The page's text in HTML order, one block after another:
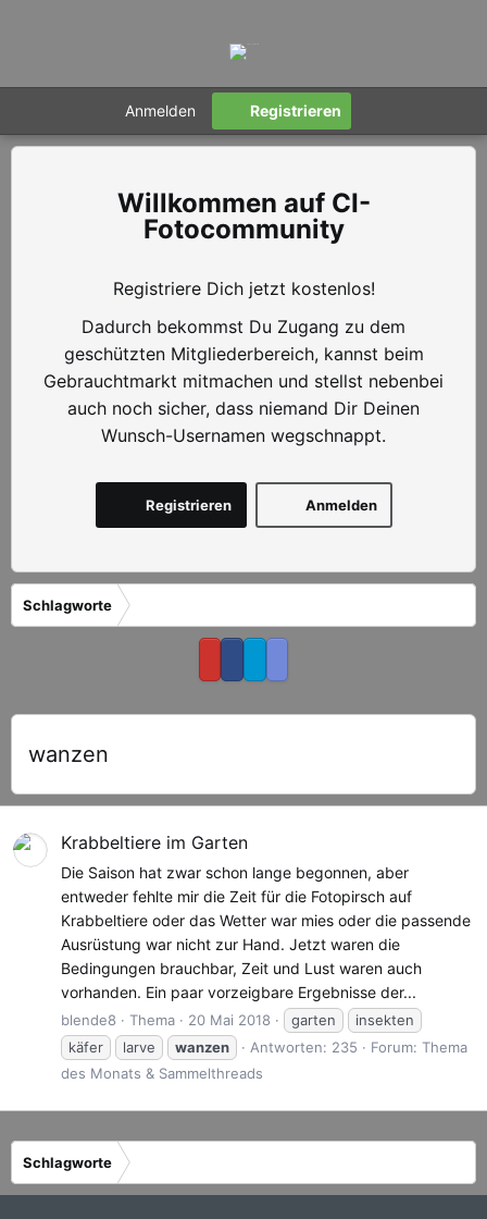
Anmelden Registrieren
CI-
Fotocommunity
Registriere Dich jetzt kostenlos!
Dadurch bekommst Du Zugang zu dem
geschützten Mitgliederbereich, kannst beim
Gebrauchtmarkt mitmachen und stellst nebenbei
auch noch sicher, dass niemand Dir Deinen
Wunsch-Usernamen wegschnappt.
Anmelden
Registrieren
Schlagworte
wanzen
Krabbeltiere im Garten
Die Saison hat zwar schon lange begonnen, aber
entweder fehlte mir die Zeit für die Fotopirsch auf
Krabbeltiere oder das Wetter war mies oder die passende
Ausrüstung war nicht zur Hand. Jetzt waren die
Bedingungen brauchbar, Zeit und Lust waren auch
vorhanden. Ein paar vorzeigbare Ergebnisse der...
blende8 Thema 20 Mai 2018 garten
insekten
käfer
larve wanzen Antworten: 235 Forum: Thema
des Monats & Sammelthreads
Schlagworte